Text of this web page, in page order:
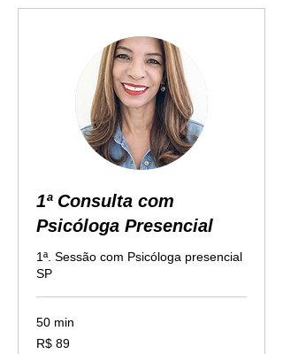
1ª Consulta com
Psicóloga Presencial
1ª. Sessão com Psicóloga presencial
SP
50 min
89
Reais
R$ 89